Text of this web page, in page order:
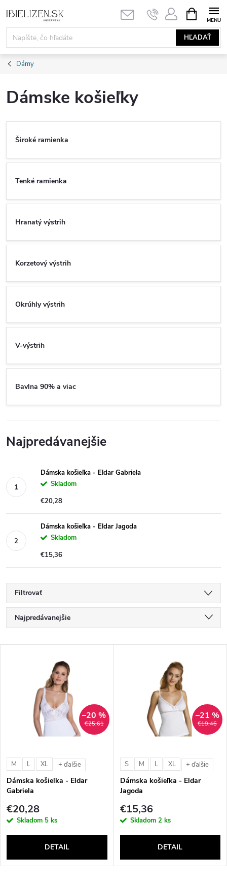
na
obsah
HĽADAŤ
KOŠÍK
Dámy
Dámske košieľky
Široké ramienka
Tenké ramienka
Hranatý výstrih
Korzetový výstrih
Okrúhly výstrih
V-výstrih
Bavlna 90% a viac
Najpredávanejšie
Dámska košieľka - Eldar Gabriela
Skladom
€20,28
Dámska košieľka - Eldar Jagoda
Skladom
€15,36
Filtrovať
R
a
e
p
r
d
Najpredávanejšie
s
p
r
o
d
€25,61
–20 %
M L XL + ďalšie
Dámska košieľka - Eldar
Gabriela
€20,28
Skladom 5 ks
DETAIL
€19,46
–21 %
S M L XL + ďalšie
Dámska košieľka - Eldar
Jagoda
€15,36
Skladom 2 ks
DETAIL